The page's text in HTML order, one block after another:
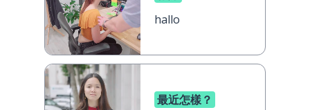
hallo
最近怎樣？